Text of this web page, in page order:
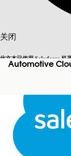
关闭
此文本已使用 Salesforce 机
切换为英语 而非现在
关闭关闭
Automotive